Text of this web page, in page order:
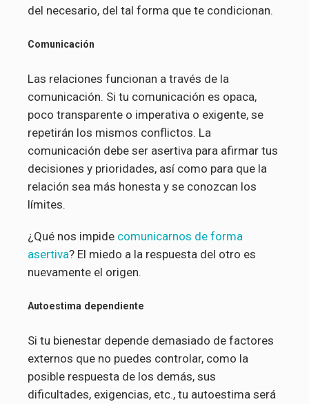
del necesario, del tal forma que te condicionan.
Comunicación
Las relaciones funcionan a través de la
comunicación. Si tu comunicación es opaca,
poco transparente o imperativa o exigente, se
repetirán los mismos conflictos. La
comunicación debe ser asertiva para afirmar tus
decisiones y prioridades, así como para que la
relación sea más honesta y se conozcan los
límites.
¿Qué nos impide comunicarnos de forma
asertiva? El miedo a la respuesta del otro es
nuevamente el origen.
Autoestima dependiente
Si tu bienestar depende demasiado de factores
externos que no puedes controlar, como la
posible respuesta de los demás, sus
dificultades, exigencias, etc., tu autoestima será